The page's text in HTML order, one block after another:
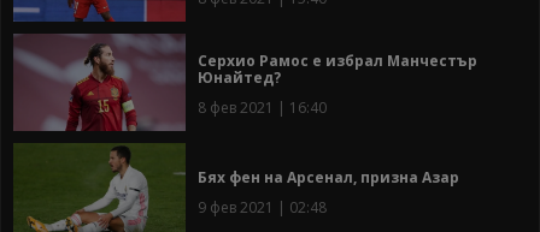
Серхио Рамос е избрал Манчестър
Юнайтед?
8 фев 2021 | 16:40
Бях фен на Арсенал, призна Азар
9 фев 2021 | 02:48